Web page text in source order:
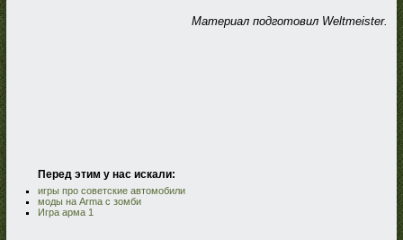
Материал подготовил Weltmeister.
Перед этим у нас искали:
игры про советские автомобили
моды на Arma с зомби
Игра арма 1